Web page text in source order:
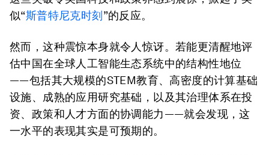
似“斯普特尼克时刻 ”的反应。
然而，这种震惊本身就令人惊讶。若能更清醒地评
估中国在全球人工智能生态系统中的结构性地位
——包括其大规模的STEM教育、高密度的计算基础
设施、成熟的应用研究基础，以及其治理体系在投
资、政策和人才方面的协调能力——就会发现，这
一水平的表现其实是可预期的。